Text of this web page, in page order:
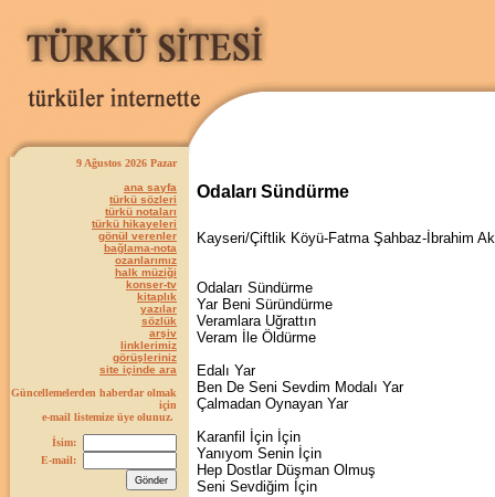
9 Ağustos 2026 Pazar
ana sayfa
türkü sözleri
türkü notaları
türkü hikayeleri
gönül verenler
bağlama-nota
ozanlarımız
halk müziği
konser-tv
kitaplık
yazılar
sözlük
arşiv
linklerimiz
görüşleriniz
site içinde ara
Güncellemelerden haberdar olmak
için
e-mail listemize üye olunuz.
İsim:
E-mail:
Odaları Sündürme
Kayseri/Çiftlik Köyü-Fatma Şahbaz-İbrahim
Odaları Sündürme
Yar Beni Süründürme
Veramlara Uğrattın
Veram İle Öldürme
Edalı Yar
Ben De Seni Sevdim Modalı Yar
Çalmadan Oynayan Yar
Karanfil İçin İçin
Yanıyom Senin İçin
Hep Dostlar Düşman Olmuş
Seni Sevdiğim İçin